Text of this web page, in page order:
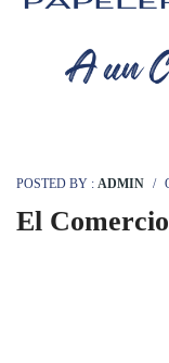
POSTED BY : ADMIN /
El Comercio